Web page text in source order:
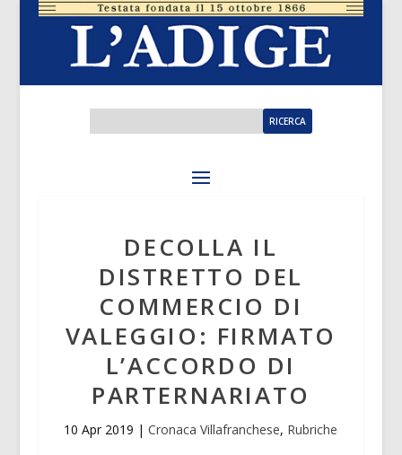
DECOLLA IL
DISTRETTO DEL
COMMERCIO DI
VALEGGIO: FIRMATO
L’ACCORDO DI
PARTERNARIATO
10 Apr 2019 |Cronaca Villafranchese, Rubriche